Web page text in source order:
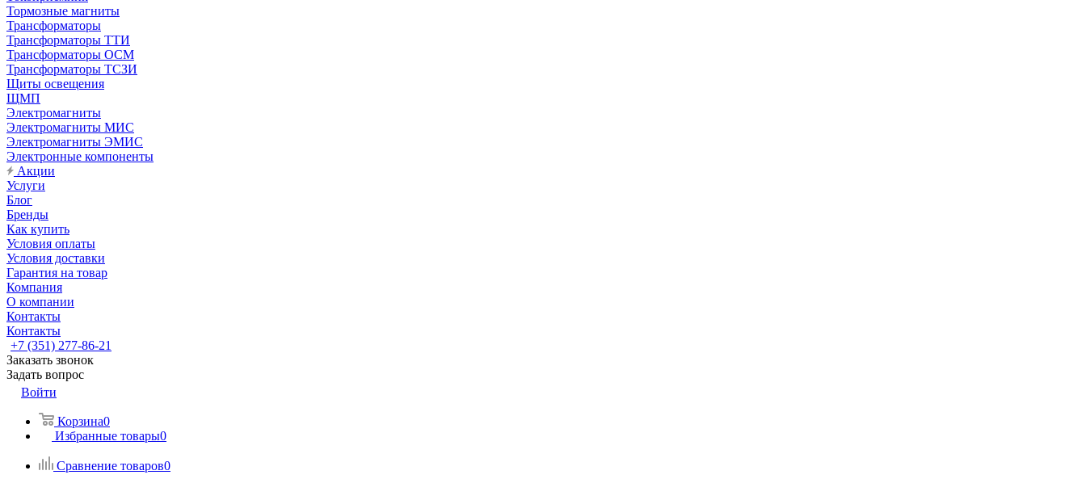
Тормозные магниты
Трансформаторы
Трансформаторы ТТИ
Трансформаторы ОСМ
Трансформаторы ТСЗИ
Щиты освещения
ЩМП
Электромагниты
Электромагниты МИС
Электромагниты ЭМИС
Электронные компоненты
Акции
Услуги
Блог
Бренды
Как купить
Условия оплаты
Условия доставки
Гарантия на товар
Компания
О компании
Контакты
Контакты
+7 (351) 277-86-21
Заказать звонок
Задать вопрос
Войти
Корзина0
Избранные товары0
Сравнение товаров0